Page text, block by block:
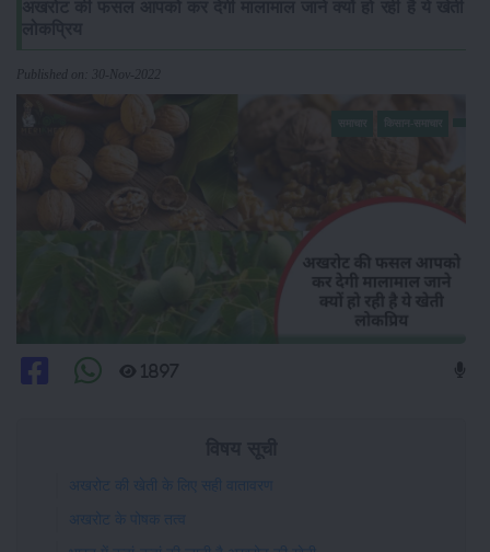
Published on: 30-Nov-2022
1897
अखरोट की खेती के लिए सही वातावरण
अखरोट के पोषक तत्व